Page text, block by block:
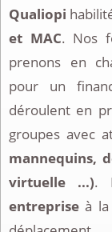
Qualiopi
et MAC. Nos
prenons en
pour un
déroulent en
groupes avec
mannequins,
virtuelle ...).
entreprise à